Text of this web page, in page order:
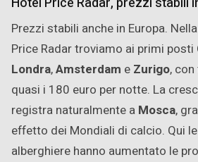
Prezzi stabili anche in Europa.
Price Radar troviamo ai primi posti
Londra,Amsterdam e Zurigo,
quasi i 180 euro per notte. La
registra naturalmente a Mosca,
effetto dei Mondiali di calcio. Qui
alberghiere hanno aumentato le